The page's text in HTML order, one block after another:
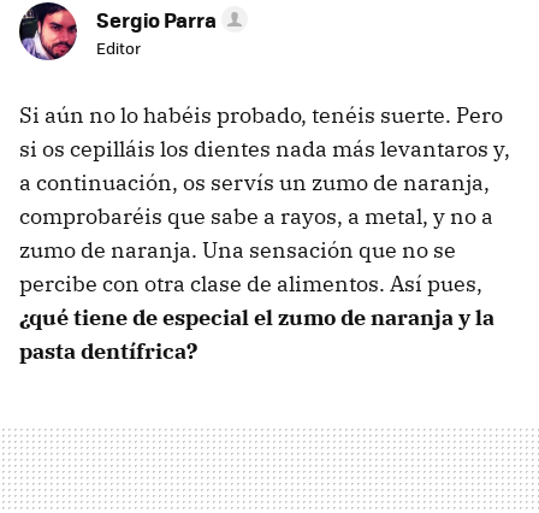
Sergio Parra
Editor
Si aún no lo habéis probado, tenéis suerte. Pero
si os cepilláis los dientes nada más levantaros y,
a continuación, os servís un zumo de naranja,
comprobaréis que sabe a rayos, a metal, y no a
zumo de naranja. Una sensación que no se
percibe con otra clase de alimentos. Así pues,
¿qué tiene de especial el zumo de naranja y la
pasta dentífrica?